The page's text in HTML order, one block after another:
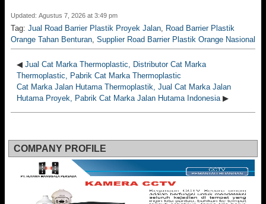
Updated: Agustus 7, 2026 at 3:49 pm
Tag: Jual Road Barrier Plastik Proyek Jalan, Road Barrier Plastik
Orange Tahan Benturan, Supplier Road Barrier Plastik Orange Nasional
◀ Jual Cat Marka Thermoplastic, Distributor Cat Marka
Thermoplastic, Pabrik Cat Marka Thermoplastic
Cat Marka Jalan Hutama Thermoplastik, Jual Cat Marka Jalan
Hutama Proyek, Pabrik Cat Marka Jalan Hutama Indonesia▶
COMPANY PROFILE